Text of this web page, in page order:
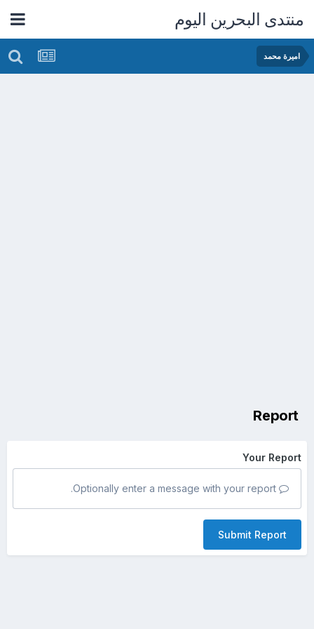
منتدى البحرين اليوم
اميرة محمد
Report
Your Report
Submit Report